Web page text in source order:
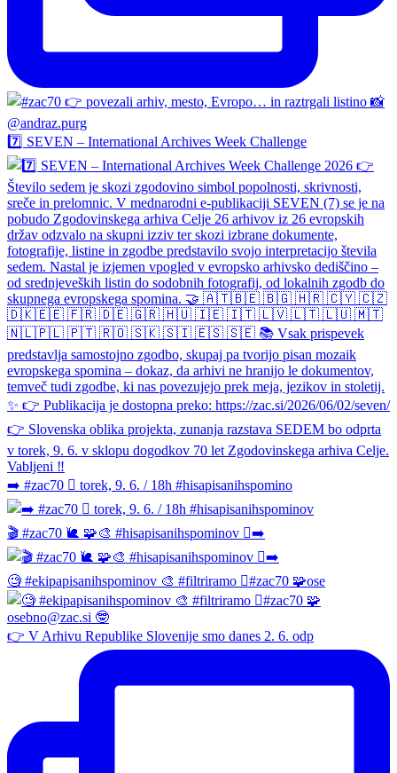
7️⃣ SEVEN – International Archives Week Challenge
➡️ #zac70 🫆 torek, 9. 6. / 18h #hisapisanihspomino
🎬 #zac70 🐌 🧩🎨 #hisapisanihspominov 🫆➡️
🧐 #ekipapisanihspominov 🎨 #filtriramo 🫆#zac70 🧩ose
👉 V Arhivu Republike Slovenije smo danes 2. 6. odp